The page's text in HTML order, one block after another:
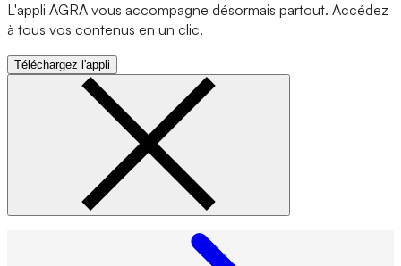
L'appli AGRA vous accompagne désormais partout. Accédez
à tous vos contenus en un clic.
Téléchargez l'appli